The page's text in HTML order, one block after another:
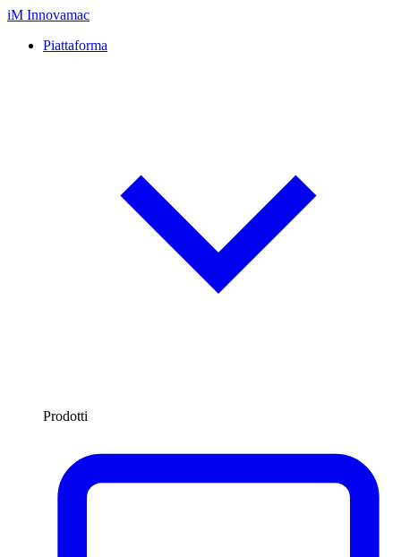
iM Innovamac
Piattaforma
Prodotti